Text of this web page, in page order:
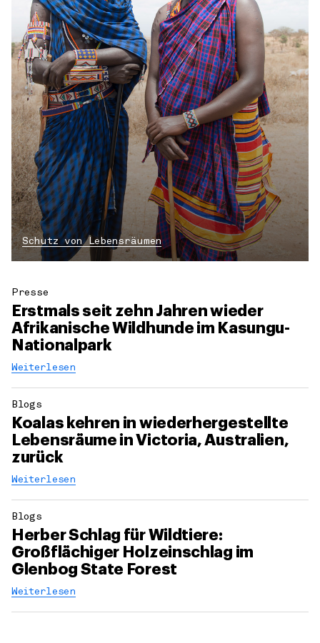
Schutz von Lebensräumen
Presse
Erstmals seit zehn Jahren wieder
Afrikanische Wildhunde im Kasungu-
Nationalpark
Weiterlesen
Blogs
Koalas kehren in wiederhergestellte
Lebensräume in Victoria, Australien,
zurück
Weiterlesen
Blogs
Herber Schlag für Wildtiere:
Großflächiger Holzeinschlag im
Glenbog State Forest
Weiterlesen